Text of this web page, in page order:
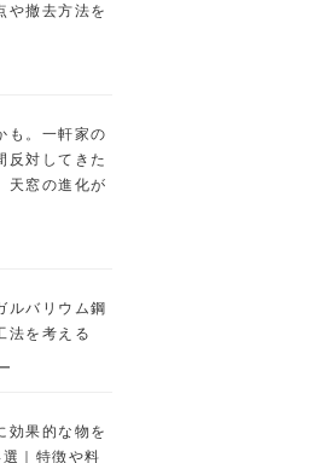
や撤去方法を
も。一軒家の
反対してきた
天窓の進化が
ルバリウム鋼
法を考える
効果的な物を
｜特徴や料